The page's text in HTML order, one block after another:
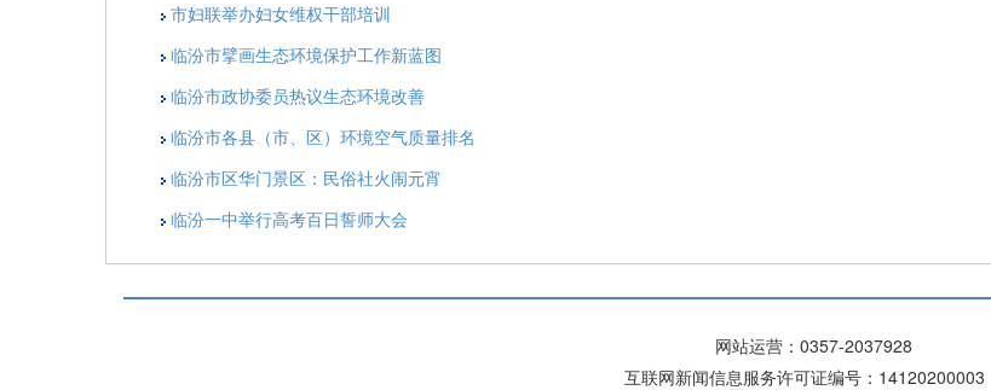
市妇联举办妇女维权干部培训
临汾市擘画生态环境保护工作新蓝图
临汾市政协委员热议生态环境改善
临汾市各县（市、区）环境空气质量排名
临汾市区华门景区：民俗社火闹元宵
临汾一中举行高考百日誓师大会
网站运营： 0357-2037928
互联网新闻信息服务许可证编号：14120200003